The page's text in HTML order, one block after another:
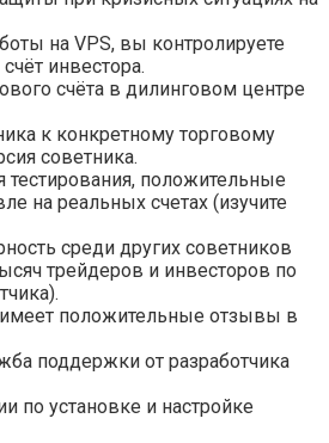
на VPS, вы контролируете
инвестора.
счёта в дилинговом центре
к конкретному торговому
советника.
тестирования, положительные
на реальных счетах (изучите
среди других советников
трейдеров и инвесторов по
положительные отзывы в
поддержки от разработчика
по установке и настройке